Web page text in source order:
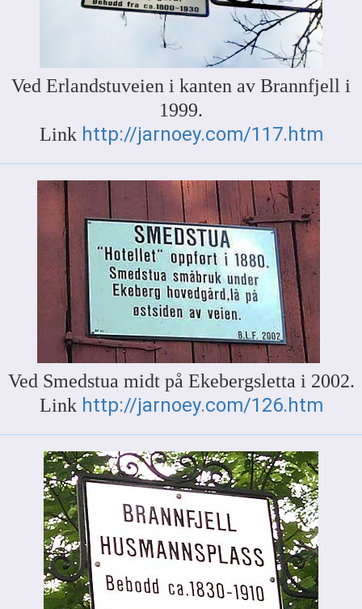
Ved Erlandstuveien i kanten av Brannfjell i
1999.
Link http://jarnoey.com/117.htm
Ved Smedstua midt på Ekebergsletta i 2002.
Link http://jarnoey.com/126.htm